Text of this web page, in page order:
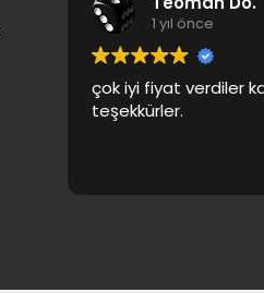
1 yıl önce
çok iyi fiyat verdiler
teşekkürler.